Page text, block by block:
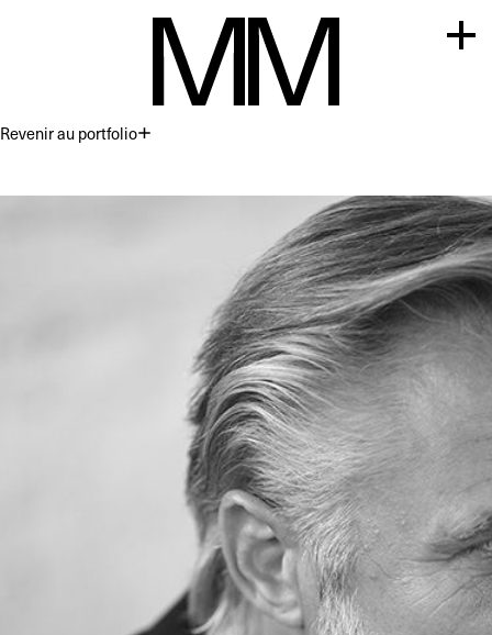
Revenir au portfolioPremium